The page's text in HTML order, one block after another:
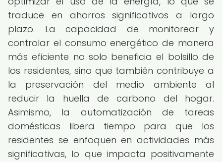
traduce en ahorros significativos a largo
plazo. La capacidad de monitorear y
controlar el consumo energético de manera
más eficiente no solo beneficia el bolsillo de
los residentes, sino que también contribuye a
la preservación del medio ambiente al
reducir la huella de carbono del hogar.
Asimismo, la automatización de tareas
domésticas libera tiempo para que los
residentes se enfoquen en actividades más
significativas, lo que impacta positivamente